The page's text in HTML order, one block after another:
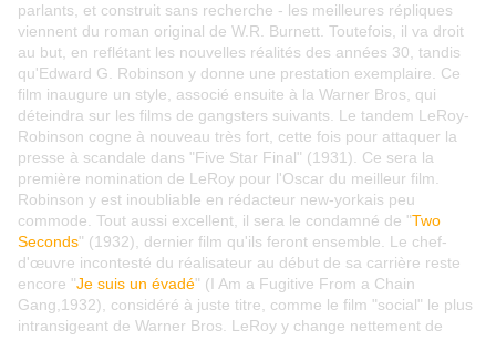
parlants, et construit sans recherche - les meilleures répliques
viennent du roman original de W.R. Burnett. Toutefois, il va droit
au but, en reflétant les nouvelles réalités des années 30, tandis
qu'Edward G. Robinson y donne une prestation exemplaire. Ce
film inaugure un style, associé ensuite à la Warner Bros, qui
déteindra sur les films de gangsters suivants. Le tandem LeRoy-
Robinson cogne à nouveau très fort, cette fois pour attaquer la
presse à scandale dans "Five Star Final" (1931). Ce sera la
première nomination de LeRoy pour l'Oscar du meilleur film.
Robinson y est inoubliable en rédacteur new-yorkais peu
commode. Tout aussi excellent, il sera le condamné de "Two
Seconds" (1932), dernier film qu'ils feront ensemble. Le chef-
d'œuvre incontesté du réalisateur au début de sa carrière reste
encore "Je suis un évadé" (I Am a Fugitive From a Chain
Gang,1932), considéré à juste titre, comme le film "social" le plus
intransigeant de Warner Bros. LeRoy y change nettement de